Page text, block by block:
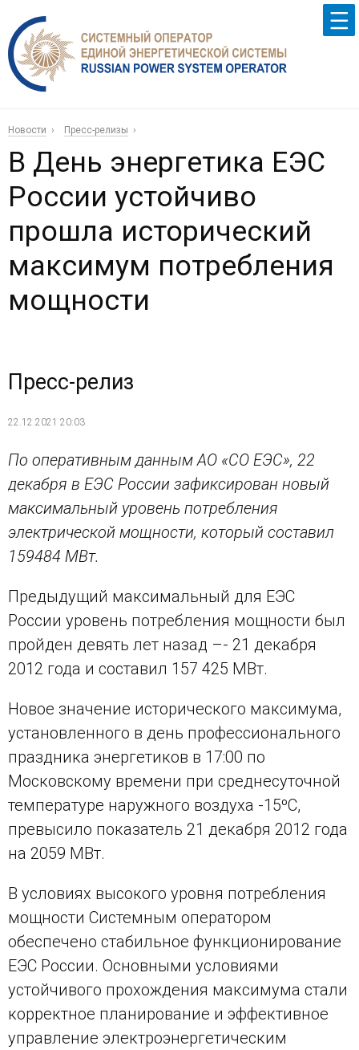
Новости Пресс-релизы
В День энергетика ЕЭС
России устойчиво
прошла исторический
максимум потребления
мощности
Пресс-релиз
22.12.2021 20:03
По оперативным данным АО «СО ЕЭС», 22
декабря в ЕЭС России зафиксирован новый
максимальный уровень потребления
электрической мощности, который составил
159484 МВт.
Предыдущий максимальный для ЕЭС
России уровень потребления мощности был
пройден девять лет назад –- 21 декабря
2012 года и составил 157 425 МВт.
Новое значение исторического максимума,
установленного в день профессионального
праздника энергетиков в 17:00 по
Московскому времени при среднесуточной
температуре наружного воздуха -15ºС,
превысило показатель 21 декабря 2012 года
на 2059 МВт.
В условиях высокого уровня потребления
мощности Системным оператором
обеспечено стабильное функционирование
ЕЭС России. Основными условиями
устойчивого прохождения максимума стали
корректное планирование и эффективное
управление электроэнергетическим